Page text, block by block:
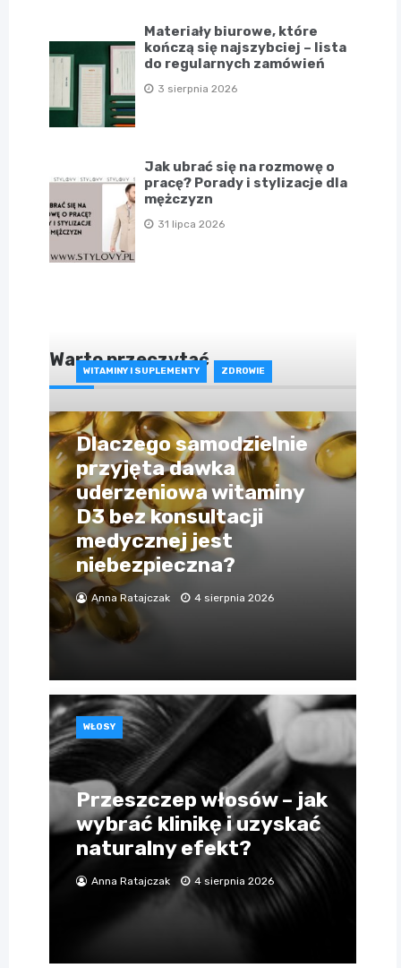
Materiały biurowe, które
kończą się najszybciej – lista
do regularnych zamówień
3 sierpnia 2026
Jak ubrać się na rozmowę o
pracę? Porady i stylizacje dla
mężczyzn
31 lipca 2026
Warto przeczytać
WITAMINY I SUPLEMENTY ZDROWIE
Dlaczego samodzielnie
przyjęta dawka
uderzeniowa witaminy
D3 bez konsultacji
medycznej jest
niebezpieczna?
Anna Ratajczak 4 sierpnia 2026
WŁOSY
Przeszczep włosów – jak
wybrać klinikę i uzyskać
naturalny efekt?
Anna Ratajczak 4 sierpnia 2026